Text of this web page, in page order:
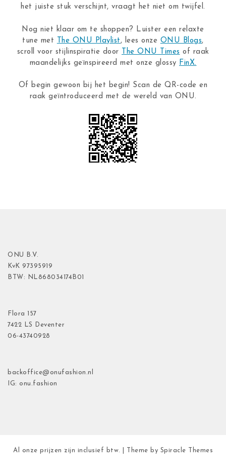
het juiste stuk verschijnt, vraagt het niet om twijfel.
Nog niet klaar om te shoppen? Luister een relaxte
tune met
The ONU Playlist , lees onze ONU Blogs,
scroll voor stijlinspiratie door
The ONU Times of raak
maandelijks geïnspireerd met onze glossy FinX.
Of begin gewoon bij het begin! Scan de QR-code en
raak geïntroduceerd met de wereld van ONU.
ONU B.V.
KvK 97395919
BTW: NL868034174B01
Flora 157
7422 LS Deventer
06-43740928
backoffice@onufashion.nl
IG: onu.fashion
Al onze prijzen zijn inclusief btw. | Theme by Spiracle Themes